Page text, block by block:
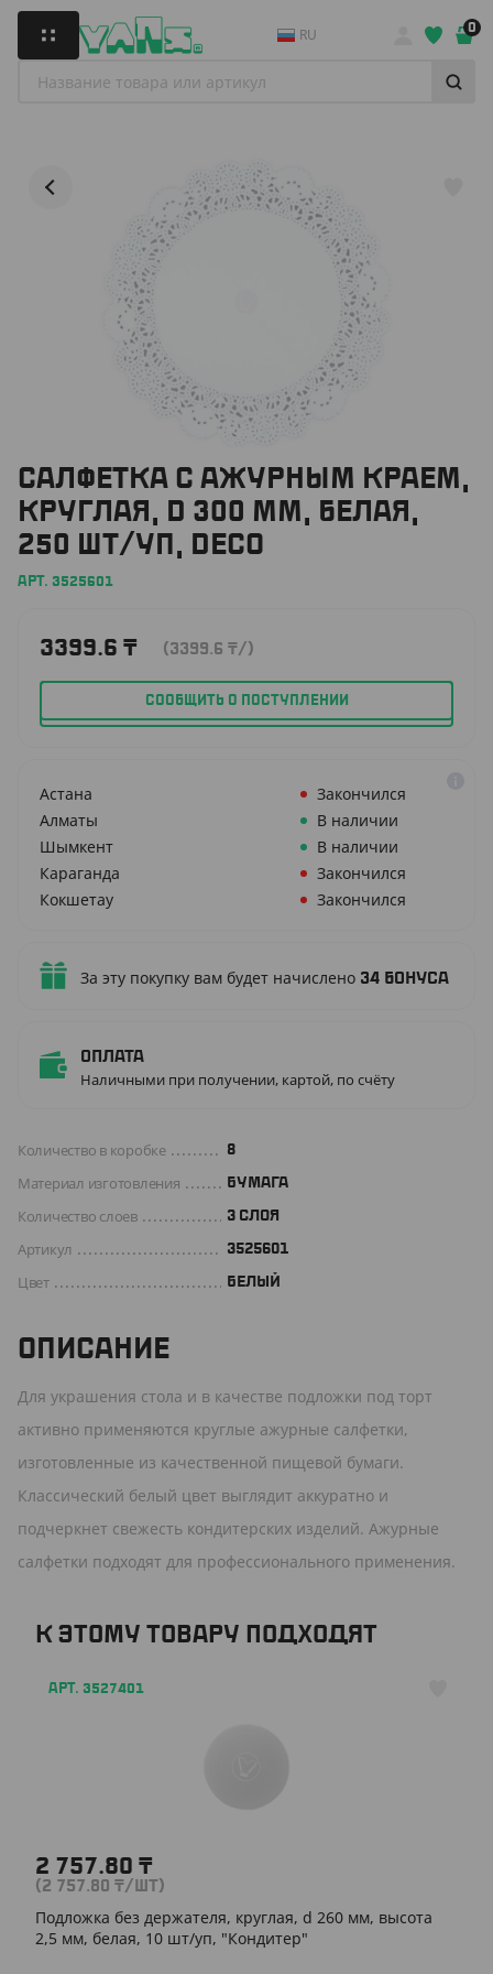
RU 0
САЛФЕТКА С АЖУРНЫМ КРАЕМ,
КРУГЛАЯ, D 300 ММ, БЕЛАЯ,
250 ШТ/УП, DECO
АРТ. 3525601
3399.6 ₸ (3399.6 ₸/)
СООБЩИТЬ О ПОСТУПЛЕНИИ
Астана
Закончился
Алматы
В наличии
Шымкент
В наличии
Караганда
Закончился
Кокшетау
Закончился
За эту покупку вам будет начислено 34 бонуса
Оплата
Наличными при получении, картой, по счёту
Количество в коробке 8
Материал изготовления БУМАГА
Количество слоев 3 СЛОЯ
Артикул 3525601
Цвет БЕЛЫЙ
ОПИСАНИЕ
Для украшения стола и в качестве подложки под торт
активно применяются круглые ажурные салфетки,
изготовленные из качественной пищевой бумаги.
Классический белый цвет выглядит аккуратно и
подчеркнет свежесть кондитерских изделий. Ажурные
салфетки подходят для профессионального применения.
К ЭТОМУ ТОВАРУ ПОДХОДЯТ
АРТ. 3527401
2 757.80 ₸
(2 757.80 ₸/ШТ)
Подложка без держателя, круглая, d 260 мм, высота
2,5 мм, белая, 10 шт/уп, "Кондитер"